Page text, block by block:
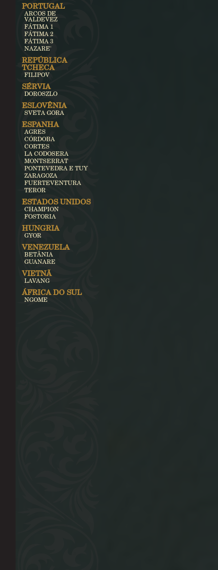
PORTUGAL
ARCOS DE
VALDEVEZ
FÁTIMA 1
FÁTIMA 2
FÁTIMA 3
NAZARE'
REPÚBLICA
TCHECA
FILIPOV
SÉRVIA
DOROSZLO
ESLOVÊNIA
SVETA GORA
ESPANHA
AGRES
CÓRDOBA
CORTES
LA CODOSERA
MONTSERRAT
PONTEVEDRA E TUY
ZARAGOZA
FUERTEVENTURA
TEROR
ESTADOS UNIDOS
CHAMPION
FOSTORIA
HUNGRIA
GYOR
VENEZUELA
BETÂNIA
GUANARE
VIETNÃ
LAVANG
ÁFRICA DO SUL
NGOME